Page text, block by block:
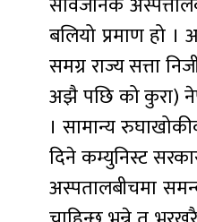
बलियो प्रमाण हो
समग्र राज्य सत्ता
अझै पछि को कुरा)
। सामान्य
दिने कम्युनिस्ट
अस्पतालबीचमा